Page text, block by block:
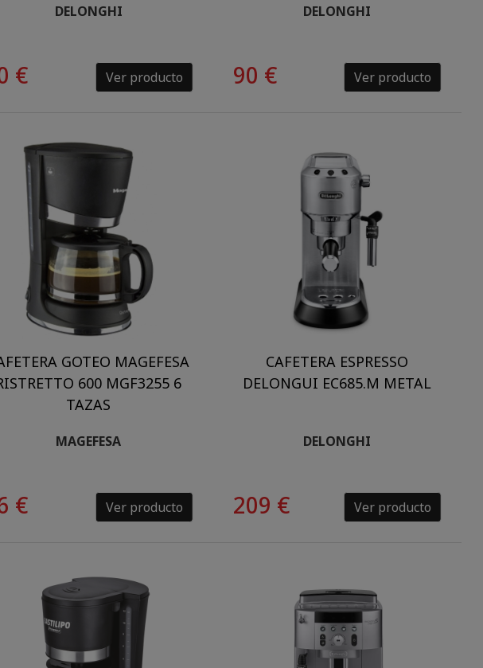
DELONGHI
€ Ver producto
DELONGHI
90 € Ver producto
GOTEO MAGEFESA
600 MGF3255 6
TAZAS
MAGEFESA
€ Ver producto
CAFETERA ESPRESSO
DELONGUI EC685.M METAL
DELONGHI
209 € Ver producto